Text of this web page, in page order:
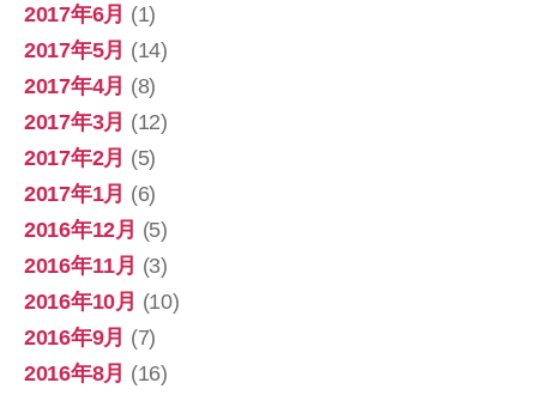
2017年6月 (1)
2017年5月 (14)
2017年4月 (8)
2017年3月 (12)
2017年2月 (5)
2017年1月 (6)
2016年12月 (5)
2016年11月 (3)
2016年10月 (10)
2016年9月 (7)
2016年8月 (16)